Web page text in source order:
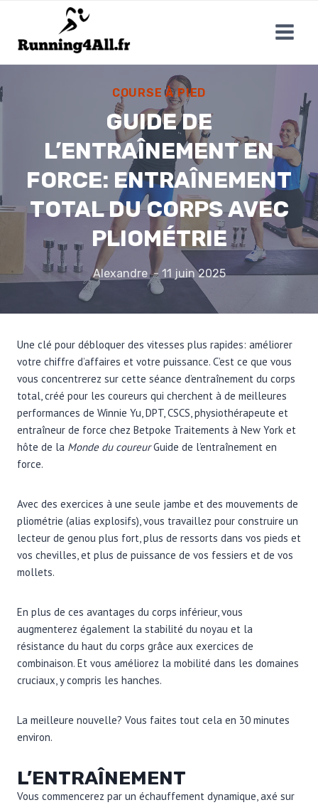
contenu
COURSE À PIED
GUIDE DE
L’ENTRAÎNEMENT EN
FORCE: ENTRAÎNEMENT
TOTAL DU CORPS AVEC
PLIOMÉTRIE
Alexandre 11 juin 2025
Une clé pour débloquer des vitesses plus rapides: améliorer
votre chiffre d’affaires et votre puissance. C’est ce que vous
vous concentrerez sur cette séance d’entraînement du corps
total, créé pour les coureurs qui cherchent à de meilleures
performances de Winnie Yu, DPT, CSCS, physiothérapeute et
entraîneur de force chez Betpoke Traitements à New York et
hôte de la Monde du coureurGuide de l’entraînement en
force.
Avec des exercices à une seule jambe et des mouvements de
pliométrie (alias explosifs), vous travaillez pour construire un
lecteur de genou plus fort, plus de ressorts dans vos pieds et
vos chevilles, et plus de puissance de vos fessiers et de vos
mollets.
En plus de ces avantages du corps inférieur, vous
augmenterez également la stabilité du noyau et la
résistance du haut du corps grâce aux exercices de
combinaison. Et vous améliorez la mobilité dans les domaines
cruciaux, y compris les hanches.
La meilleure nouvelle? Vous faites tout cela en 30 minutes
environ.
L’ENTRAÎNEMENT
Vous commencerez par un échauffement dynamique, axé sur